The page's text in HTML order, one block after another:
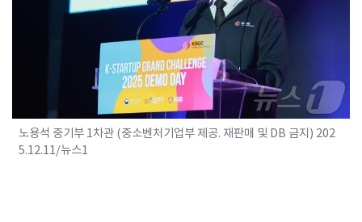
노용석 중기부 1차관 (중소벤처기업부 제공. 재판매 및 DB 금지) 202
5.12.11/뉴스1